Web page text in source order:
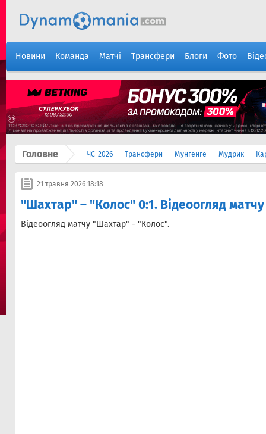
Новини Команда Матчі Трансфери Блоги Фото
Головне ЧС-2026 Трансфери Мунгенге Мудрик
21 травня 2026 18:18
"Шахтар" – "Колос" 0:1. Відеоогляд матчу
Відеоогляд матчу "Шахтар" - "Колос".